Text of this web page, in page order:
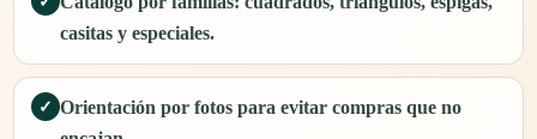
casitas y especiales.
✓ Orientación por fotos para evitar compras que no